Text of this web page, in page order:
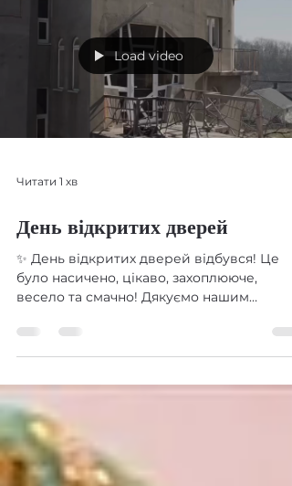
Load video
Читати 1 хв
День відкритих дверей
✨ День відкритих дверей відбувся! Це
весело та смачно! Дякуємо нашим
натхненним вчителям — за...